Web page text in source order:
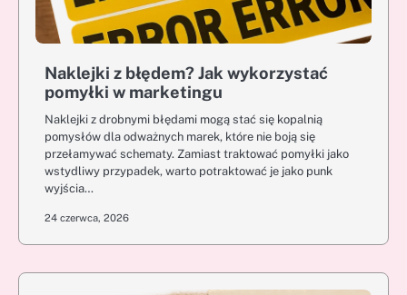
Naklejki z błędem? Jak wykorzystać
pomyłki w marketingu
Naklejki z drobnymi błędami mogą stać się kopalnią
pomysłów dla odważnych marek, które nie boją się
przełamywać schematy. Zamiast traktować pomyłki jako
wstydliwy przypadek, warto potraktować je jako punk
wyjścia…
24 czerwca, 2026